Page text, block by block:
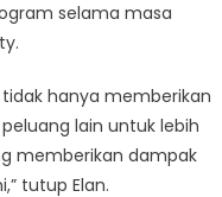
selama masa
hanya memberikan
lain untuk lebih
memberikan dampak
tutup Elan.